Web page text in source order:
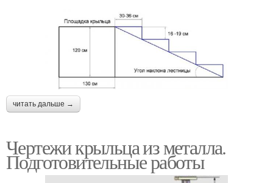
читать дальше →
Чертежи крыльца из металла.
Подготовительные работы